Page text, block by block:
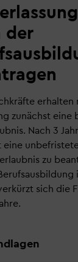
der
erhalten
zunächst eine
Nach 3
unbefristete
zu
sich die